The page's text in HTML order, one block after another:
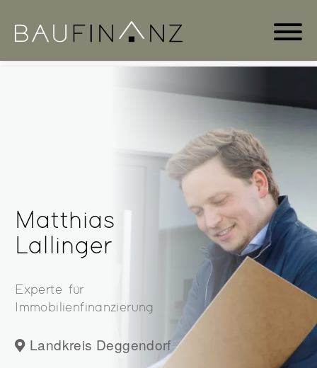
Bauträgerfinanzierung
Finanzierungsassistent
Matthias
Lallinger
Experte für
Immobilienfinanzierung
Landkreis Deggendorf